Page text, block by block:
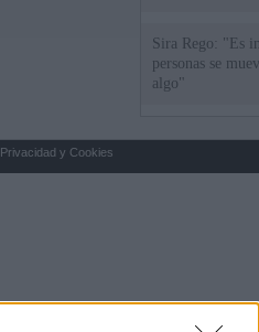
Sira Rego: "Es
personas se
algo"
Privacidad y Cookies